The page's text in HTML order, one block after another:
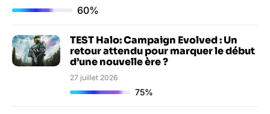
60%
TEST Halo: Campaign Evolved : Un
retour attendu pour marquer le début
d’une nouvelle ère ?
27 juillet 2026
75%